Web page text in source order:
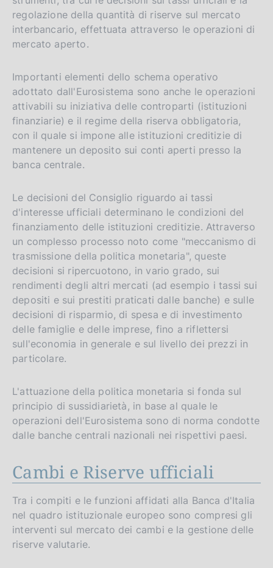
regolazione della quantità di riserve sul mercato
interbancario, effettuata attraverso le operazioni di
mercato aperto.
Importanti elementi dello schema operativo
adottato dall'Eurosistema sono anche le operazioni
attivabili su iniziativa delle controparti (istituzioni
finanziarie) e il regime della riserva obbligatoria,
con il quale si impone alle istituzioni creditizie di
mantenere un deposito sui conti aperti presso la
banca centrale.
Le decisioni del Consiglio riguardo ai tassi
d'interesse ufficiali determinano le condizioni del
finanziamento delle istituzioni creditizie. Attraverso
un complesso processo noto come "meccanismo di
trasmissione della politica monetaria", queste
decisioni si ripercuotono, in vario grado, sui
rendimenti degli altri mercati (ad esempio i tassi sui
depositi e sui prestiti praticati dalle banche) e sulle
decisioni di risparmio, di spesa e di investimento
delle famiglie e delle imprese, fino a riflettersi
sull'economia in generale e sul livello dei prezzi in
particolare.
L'attuazione della politica monetaria si fonda sul
principio di sussidiarietà, in base al quale le
operazioni dell'Eurosistema sono di norma condotte
dalle banche centrali nazionali nei rispettivi paesi.
Cambi e Riserve ufficiali
Tra i compiti e le funzioni affidati alla Banca d'Italia
nel quadro istituzionale europeo sono compresi gli
interventi sul mercato dei cambi e la gestione delle
riserve valutarie.